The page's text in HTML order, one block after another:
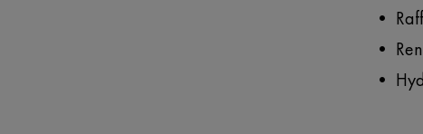
•
•
•